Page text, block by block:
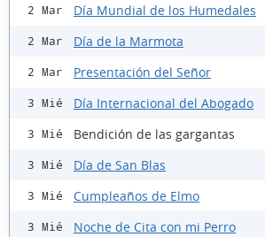
2 Mar Día Mundial de los Humedales
2 Mar Día de la Marmota
2 Mar Presentación del Señor
3 Mié Día Internacional del Abogado
3 Mié Bendición de las gargantas
3 Mié Día de San Blas
3 Mié Cumpleaños de Elmo
3 Mié Noche de Cita con mi Perro